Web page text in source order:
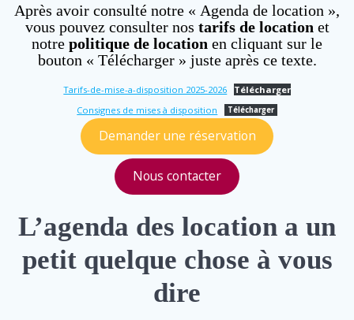
Après avoir consulté notre « Agenda de location »,
vous pouvez consulter nos tarifs de location et
notre politique de location en cliquant sur le
bouton « Télécharger » juste après ce texte.
Tarifs-de-mise-a-disposition 2025-2026
Télécharger
Consignes de mises à disposition
Télécharger
Demander une réservation
Nous contacter
L’agenda des location a un
petit quelque chose à vous
dire